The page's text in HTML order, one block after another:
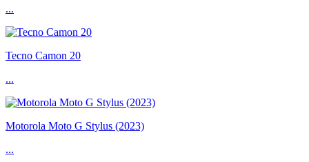
...
Tecno Camon 20
...
Motorola Moto G Stylus (2023)
...